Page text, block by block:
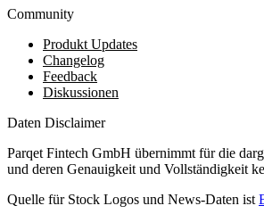
Community
Produkt Updates
Changelog
Feedback
Diskussionen
Daten Disclaimer
Parqet Fintech GmbH übernimmt für die
und deren Genauigkeit und Vollständigkeit
Quelle für Stock Logos und News-Daten ist